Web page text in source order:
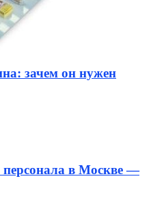
зачем он нужен
в Москве —